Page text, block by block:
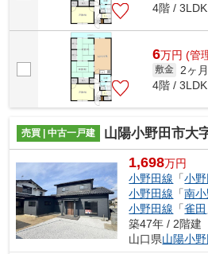
4階 /
6万円 (管
敷金 2ヶ月
4階 /
売買 | 中古一戸建 山陽小野田市大字
1,698万円
小野田線 「小
小野田線 「南小
小野田線 「雀田
築47年 / 2階建
山口県山陽小